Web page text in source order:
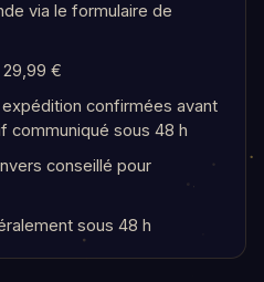
via le formulaire de
€
confirmées avant
communiqué sous 48 h
conseillé pour
sous 48 h